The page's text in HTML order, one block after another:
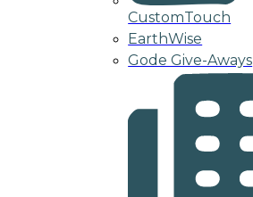
CustomTouch
EarthWise
Gode Give-Aways